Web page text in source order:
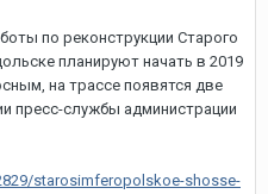
по реконструкции Старого
планируют начать в 2019
на трассе появятся две
пресс-службы администрации
starosimferopolskoe-shosse-